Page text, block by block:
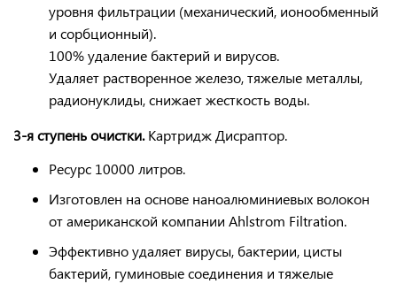
уровня фильтрации (механический, ионообменный
и сорбционный).
100% удаление бактерий и вирусов.
Удаляет растворенное железо, тяжелые металлы,
радионуклиды, снижает жесткость воды.
3-я ступень очистки. Картридж Дисраптор.
Ресурс 10000 литров.
Изготовлен на основе наноалюминиевых волокон
от американской компании Ahlstrom Filtration.
Эффективно удаляет вирусы, бактерии, цисты
бактерий, гуминовые соединения и тяжелые